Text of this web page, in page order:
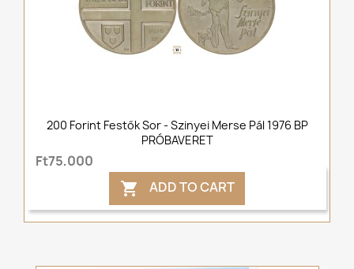
200 Forint Festők Sor - Szinyei Merse Pál 1976 BP
PRÓBAVERET
Ft75,000
 ADD TO CART